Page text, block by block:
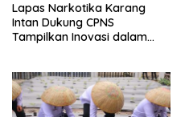
Lapas Narkotika Karang
Intan Dukung CPNS
Tampilkan Inovasi dalam